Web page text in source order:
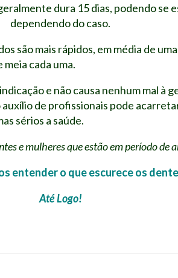
dura 15 dias, podendo se
dependendo do caso.
são mais rápidos, em média de
meia cada uma.
e não causa nenhum mal à
de profissionais pode
sérios a saúde.
e mulheres que estão em período de
entender o que escurece os
Até Logo!